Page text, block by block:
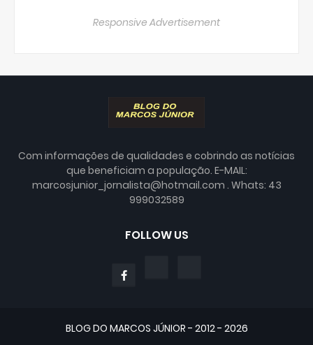
Responsive Advertisement
Com informações de qualidades e cobrindo as notícias
que beneficiam a população. E-MAIL:
marcosjunior_jornalista@hotmail.com . Whats: 43
999032589
FOLLOW US
BLOG DO MARCOS JÚNIOR - 2012 - 2026